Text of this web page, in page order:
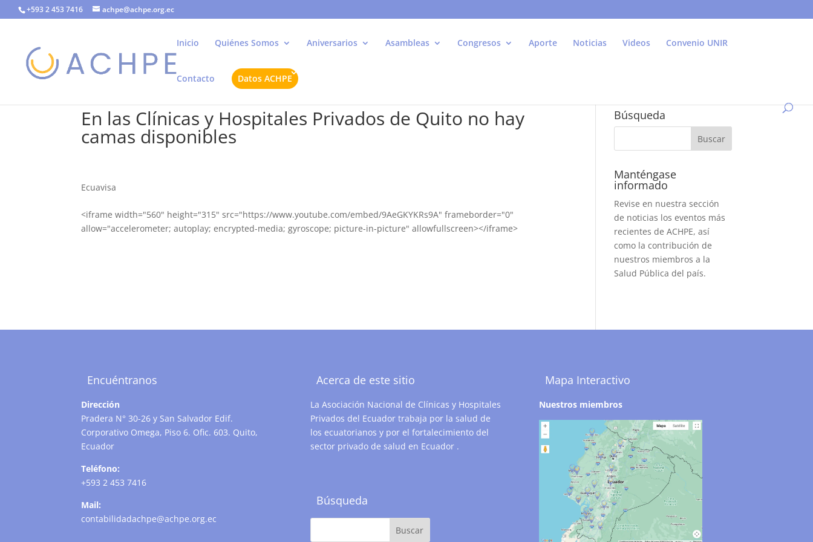
+593 2 453 7416 achpe@achpe.org.ec
Inicio Quiénes Somos Aniversarios Asambleas Congresos Aporte Noticias Videos Convenio UNIR
Contacto Datos ACHPE
En las Clínicas y Hospitales Privados de Quito no hay
camas disponibles
Ecuavisa
<iframe width="560" height="315" src="https://www.youtube.com/embed/9AeGKYKRs9A" frameborder="0"
allow="accelerometer; autoplay; encrypted-media; gyroscope; picture-in-picture" allowfullscreen></iframe>
Búsqueda
Manténgase
informado
Revise en nuestra sección
de noticias los eventos más
recientes de ACHPE, así
como la contribución de
nuestros miembros a la
Salud Pública del país.
Encuéntranos
Dirección
Pradera N° 30-26 y San Salvador Edif.
Corporativo Omega, Piso 6. Ofic. 603. Quito,
Ecuador
Teléfono:
+593 2 453 7416
Mail:
contabilidadachpe@achpe.org.ec
Acerca de este sitio
La Asociación Nacional de Clínicas y Hospitales
Privados del Ecuador trabaja por la salud de
los ecuatorianos y por el fortalecimiento del
sector privado de salud en Ecuador .
Búsqueda
Mapa Interactivo
Nuestros miembros